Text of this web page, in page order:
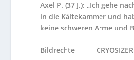
Axel P. (37 J.): „Ich gehe
in die Kältekammer und
keine schweren Arme und
Bildrechte CRYOSIZER